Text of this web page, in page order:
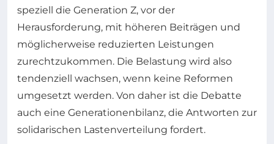
speziell die Generation Z, vor der
Herausforderung, mit höheren Beiträgen und
möglicherweise reduzierten Leistungen
zurechtzukommen. Die Belastung wird also
tendenziell wachsen, wenn keine Reformen
umgesetzt werden. Von daher ist die Debatte
auch eine Generationenbilanz, die Antworten zur
solidarischen Lastenverteilung fordert.